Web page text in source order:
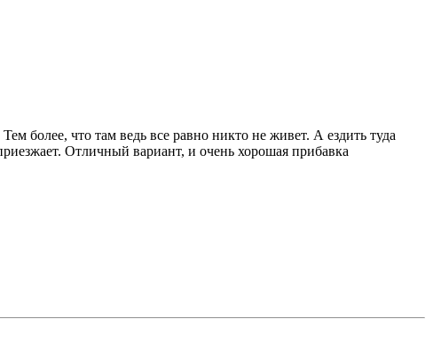
более, что там ведь все равно никто не живет. А ездить туда
Отличный вариант, и очень хорошая прибавка